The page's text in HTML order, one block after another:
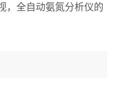
，全自动氨氮分析仪的